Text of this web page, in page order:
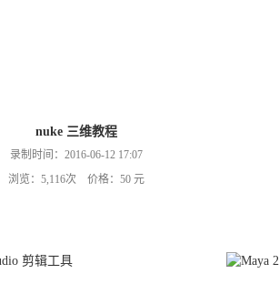
nuke 三维教程
录制时间：2016-06-12 17:07
浏览：5,116次 价格：50 元